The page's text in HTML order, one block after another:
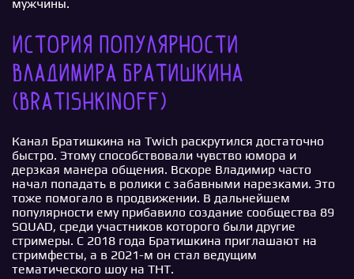
мужчины.
История популярности
Владимира Братишкина
(bratishkinoff)
Канал Братишкина на Twich раскрутился достаточно
быстро. Этому способствовали чувство юмора и
дерзкая манера общения. Вскоре Владимир часто
начал попадать в ролики с забавными нарезками. Это
тоже помогало в продвижении. В дальнейшем
популярности ему прибавило создание сообщества 89
SQUAD, среди участников которого были другие
стримеры. С 2018 года Братишкина приглашают на
стримфесты, а в 2021-м он стал ведущим
тематического шоу на ТНТ.